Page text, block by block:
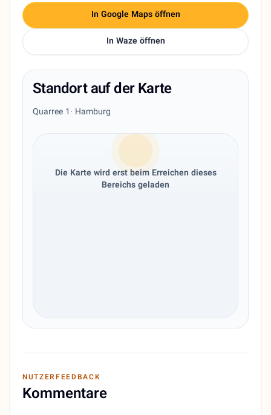
In Google Maps öffnen
In Waze öffnen
Standort auf der Karte
Quarree 1· Hamburg
Die Karte wird erst beim Erreichen dieses
Bereichs geladen
NUTZERFEEDBACK
Kommentare